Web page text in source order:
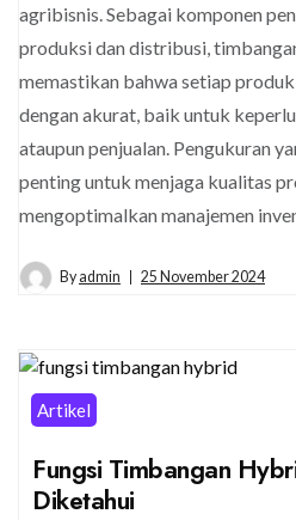
agribisnis. Sebagai komponen
produksi dan distribusi,
memastikan bahwa setiap
dengan akurat, baik untuk
ataupun penjualan. Pengukuran
penting untuk menjaga kualitas
mengoptimalkan manajemen
By admin 25 November 2024
Artikel
Fungsi Timbangan
Diketahui